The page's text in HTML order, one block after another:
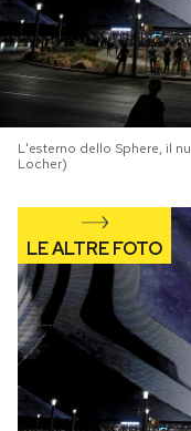
NEWSLETTER
I MIEI PREFERITI
CALENDARIO
AREA PERSONALE
Area Personale
Newsletter
L'esterno dello Sphere, il
Locher)